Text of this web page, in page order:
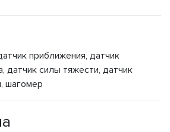
приближения, датчик
датчик силы тяжести, датчик
шагомер